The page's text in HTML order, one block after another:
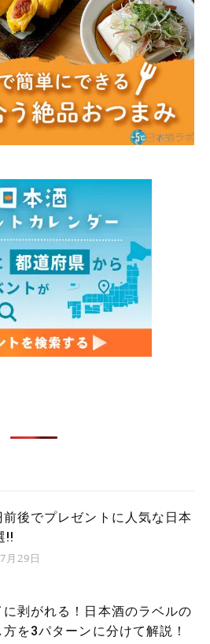
前後でプレゼントに人気な日本
!!
月29日
に剥がれる！日本酒のラベルの
を3パターンに分けて解説！